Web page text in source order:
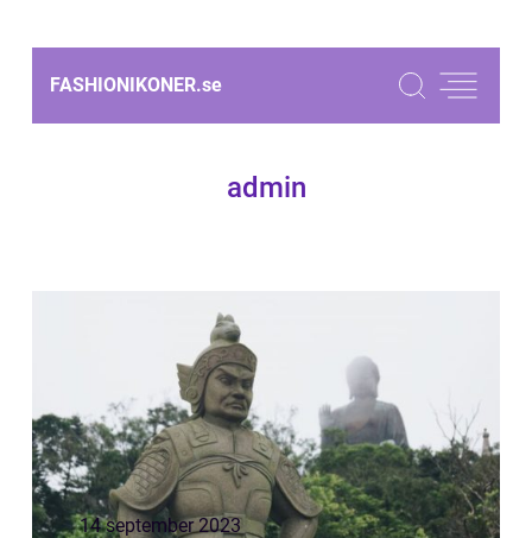
FASHIONIKONER.se
admin
14 september 2023